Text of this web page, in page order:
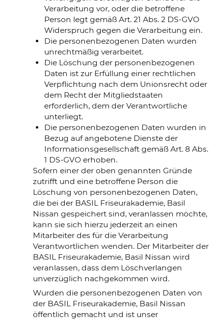
Verarbeitung vor, oder die betroffene
Person legt gemäß Art. 21 Abs. 2 DS-GVO
Widerspruch gegen die Verarbeitung ein.
Die personenbezogenen Daten wurden
unrechtmäßig verarbeitet.
Die Löschung der personenbezogenen
Daten ist zur Erfüllung einer rechtlichen
Verpflichtung nach dem Unionsrecht oder
dem Recht der Mitgliedstaaten
erforderlich, dem der Verantwortliche
unterliegt.
Die personenbezogenen Daten wurden in
Bezug auf angebotene Dienste der
Informationsgesellschaft gemäß Art. 8 Abs.
1 DS-GVO erhoben.
Sofern einer der oben genannten Gründe
zutrifft und eine betroffene Person die
Löschung von personenbezogenen Daten,
die bei der BASIL Friseurakademie, Basil
Nissan gespeichert sind, veranlassen möchte,
kann sie sich hierzu jederzeit an einen
Mitarbeiter des für die Verarbeitung
Verantwortlichen wenden. Der Mitarbeiter der
BASIL Friseurakademie, Basil Nissan wird
veranlassen, dass dem Löschverlangen
unverzüglich nachgekommen wird.
Wurden die personenbezogenen Daten von
der BASIL Friseurakademie, Basil Nissan
öffentlich gemacht und ist unser